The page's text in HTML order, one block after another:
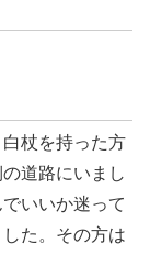
杖を持った⽅
道路にいまし
いいか迷って
た。その⽅は